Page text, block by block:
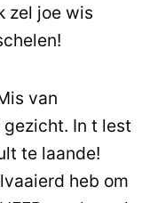
zel joe wis
van
In t lest
te laande!
heb om